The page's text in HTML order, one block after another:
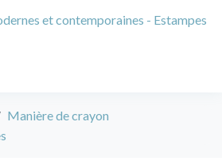
et contemporaines - Estampes
Manière de crayon